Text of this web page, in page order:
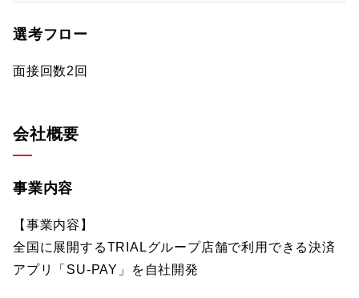
選考フロー
面接回数2回
会社概要
事業内容
【事業内容】
全国に展開するTRIALグループ店舗で利用できる決済
アプリ「SU-PAY」を自社開発